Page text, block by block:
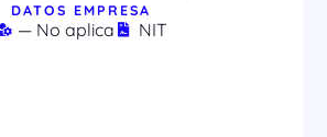
DATOS EMPRESA
— No aplica NIT